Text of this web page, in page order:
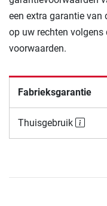
een extra garantie van
op uw rechten
voorwaarden.
Fabrieksgarantie
Thuisgebruik